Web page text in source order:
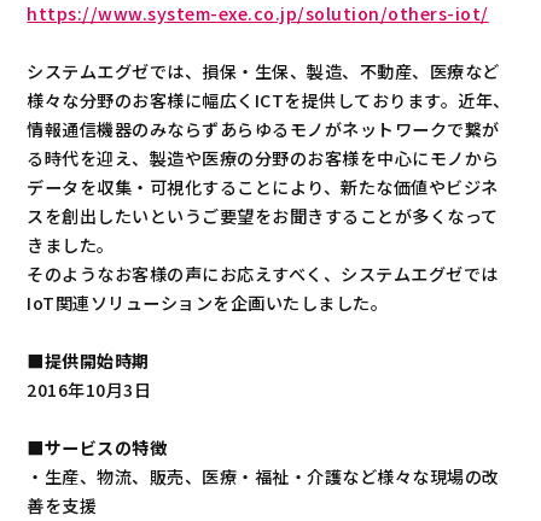
https://www.system-exe.co.jp/solution/others-iot/
システムエグゼでは、損保・生保、製造、不動産、医療など
様々な分野のお客様に幅広くICTを提供しております。近年、
情報通信機器のみならずあらゆるモノがネットワークで繋が
る時代を迎え、製造や医療の分野のお客様を中心にモノから
データを収集・可視化することにより、新たな価値やビジネ
スを創出したいというご要望をお聞きすることが多くなって
きました。
そのようなお客様の声にお応えすべく、システムエグゼでは
IoT関連ソリューションを企画いたしました。
■提供開始時期
2016年10月3日
■サービスの特徴
・生産、物流、販売、医療・福祉・介護など様々な現場の改
善を支援